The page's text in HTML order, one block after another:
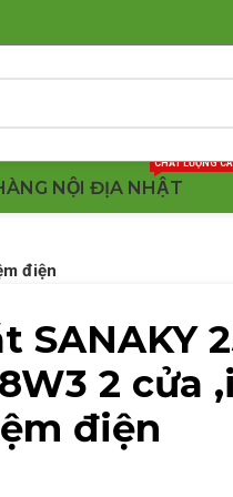
NỘI ĐỊA NHẬT
CHẤT LƯỢNG
điện
SANAKY
2 cửa
điện